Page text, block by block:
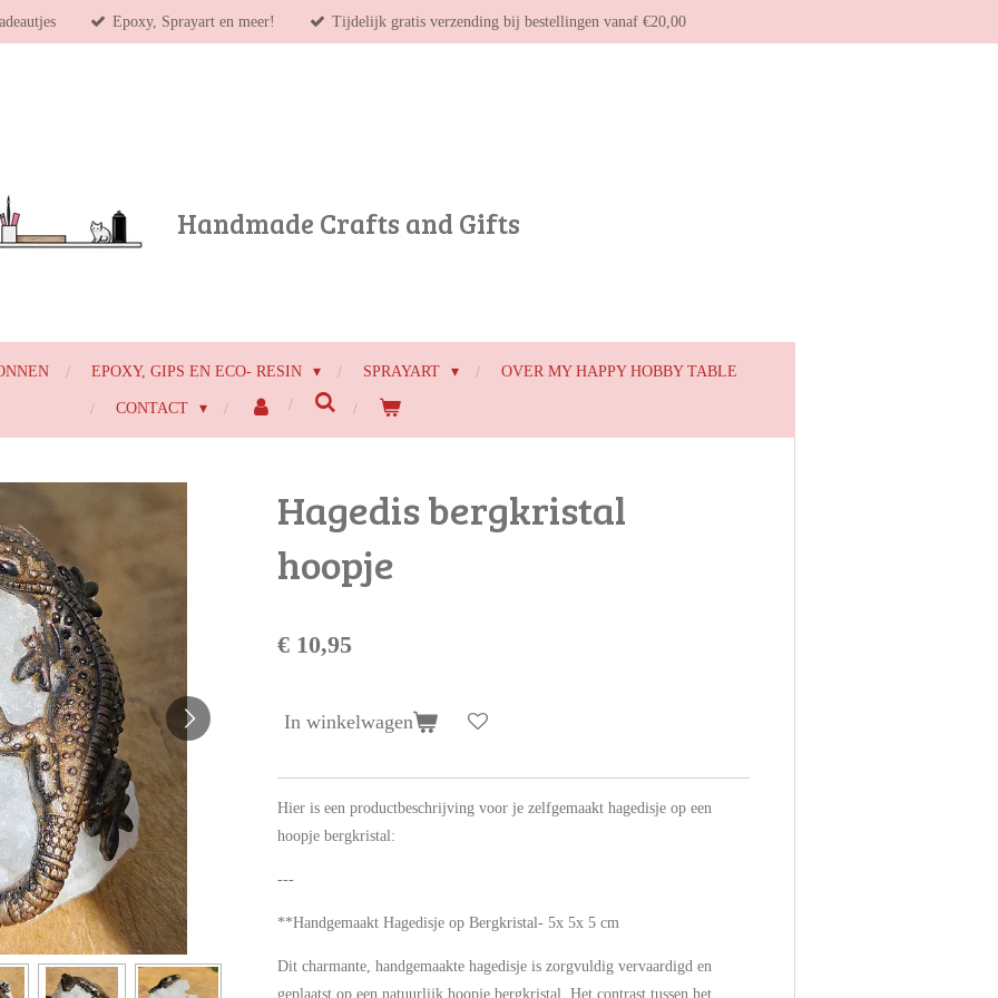
Epoxy, Sprayart en meer! Tijdelijk gratis verzending bij bestellingen vanaf €20,00
Handmade Crafts and Gifts
EPOXY, GIPS EN ECO- RESIN SPRAYART OVER MY HAPPY HOBBY TABLE
CONTACT
Hagedis bergkristal
hoopje
€ 10,95
In winkelwagen
Hier is een productbeschrijving voor je zelfgemaakt hagedisje op een
hoopje bergkristal:
---
**Handgemaakt Hagedisje op Bergkristal- 5x 5x 5 cm
Dit charmante, handgemaakte hagedisje is zorgvuldig vervaardigd en
geplaatst op een natuurlijk hoopje bergkristal. Het contrast tussen het